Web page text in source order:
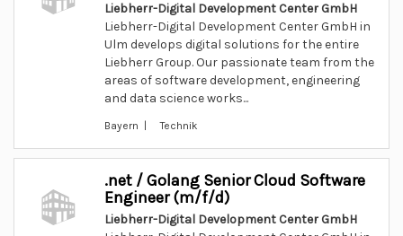
Liebherr-Digital Development Center GmbH
Liebherr-Digital Development Center GmbH in
Ulm develops digital solutions for the entire
Liebherr Group. Our passionate team from the
areas of software development, engineering
and data science works...
Bayern | Technik
.net / Golang Senior Cloud Software
Engineer (m/f/d)
Liebherr-Digital Development Center GmbH